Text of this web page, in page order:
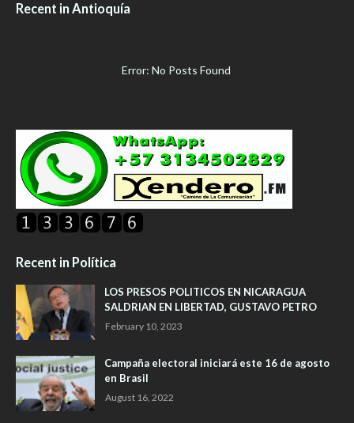
Recent in Antioquía
Error: No Posts Found
Recent in Política
LOS PRESOS POLITICOS EN NICARAGUA
SALDRIAN EN LIBERTAD, GUSTAVO PETRO
February 10, 2023
Campaña electoral iniciará este 16 de agosto
en Brasil
August 16, 2022